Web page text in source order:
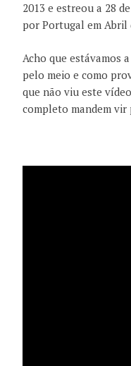
2013 e estreou a 28
por Portugal em Abril
Acho que estávamos
pelo meio e como
que não viu este
completo mandem vir